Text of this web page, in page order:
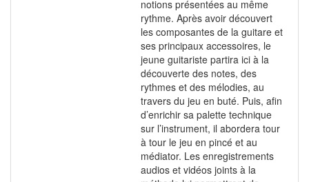
notions présentées au même
rythme. Après avoir découvert
les composantes de la guitare et
ses principaux accessoires, le
jeune guitariste partira ici à la
découverte des notes, des
rythmes et des mélodies, au
travers du jeu en buté. Puis, afin
d’enrichir sa palette technique
sur l’instrument, il abordera tour
à tour le jeu en pincé et au
médiator. Les enregistrements
audios et vidéos joints à la